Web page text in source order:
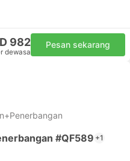
982
dewasa
Pesan sekarang
#QF589 +1